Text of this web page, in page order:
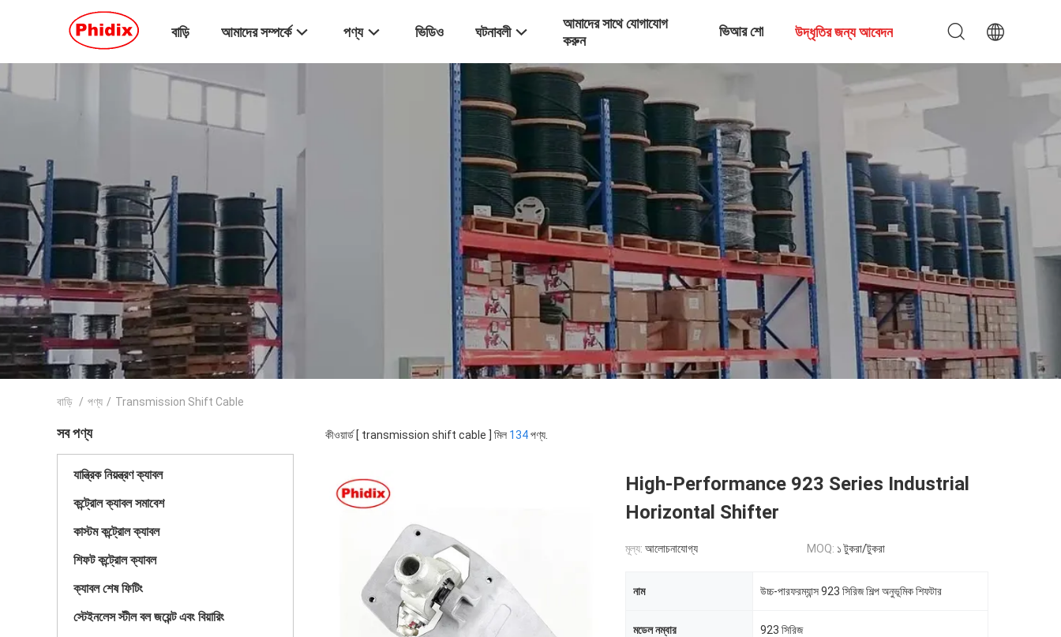
বাড়ি আমাদের সম্পর্কে পণ্য ভিডিও ঘটনাবলী
আমাদের সাথে যোগাযোগ
করুন
ভিআর শো উদ্ধৃতির জন্য আবেদন
বাড়ি / পণ্য / Transmission Shift Cable
সব পণ্য
যান্ত্রিক নিয়ন্ত্রণ ক্যাবল
কন্ট্রোল ক্যাবল সমাবেশ
কাস্টম কন্ট্রোল ক্যাবল
শিফট কন্ট্রোল ক্যাবল
ক্যাবল শেষ ফিটিং
স্টেইনলেস স্টীল বল জয়েন্ট এবং বিয়ারিং
কীওয়ার্ড [ transmission shift cable ] মিল 134পণ্য.
High-Performance 923 Series Industrial
Horizontal Shifter
মূল্য: আলোচনাযোগ্য MOQ: ১ টুকরা/টুকরা
নাম উচ্চ-পারফরম্যান্স 923 সিরিজ শিল্প অনুভূমিক শিফটার
মডেল নম্বার 923 সিরিজ